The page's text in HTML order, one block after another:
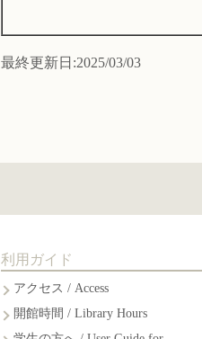
最終更新日:2025/03/03
利用ガイド
アクセス / Access
開館時間 / Library Hours